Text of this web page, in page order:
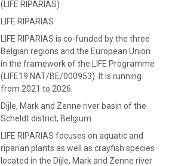
(LIFE RIPARIAS)
LIFE RIPARIAS
LIFE RIPARIAS is co-funded by the three
Belgian regions and the European Union
in the framework of the LIFE Programme
(LIFE19 NAT/BE/000953). It is running
from 2021 to 2026.
Dijle, Mark and Zenne river basin of the
Scheldt district, Belgium.
LIFE RIPARIAS focuses on aquatic and
riparian plants as well as crayfish species
located in the Dijle, Mark and Zenne river